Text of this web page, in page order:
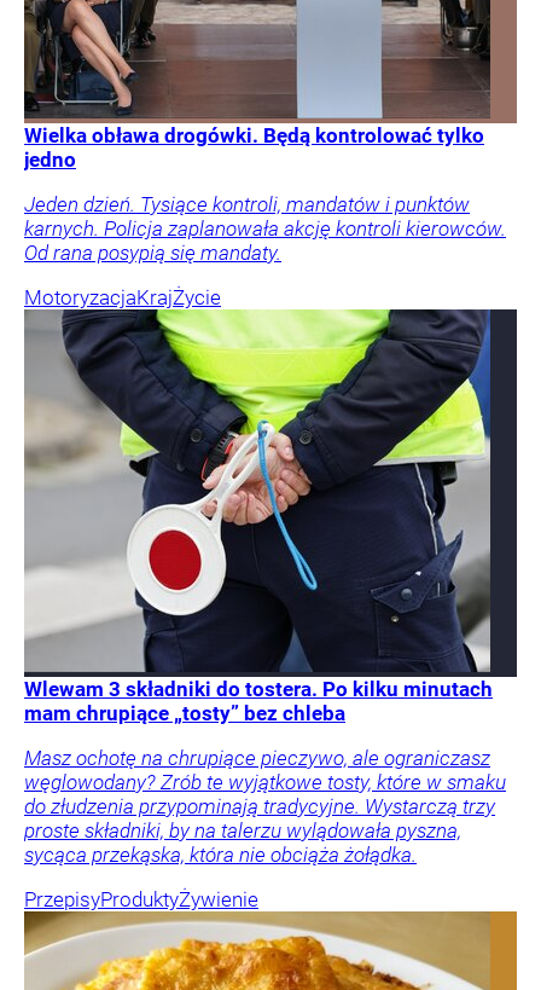
Wielka obława drogówki. Będą kontrolować tylko
jedno
Jeden dzień. Tysiące kontroli, mandatów i punktów
karnych. Policja zaplanowała akcję kontroli kierowców.
Od rana posypią się mandaty.
MotoryzacjaKrajŻycie
Wlewam 3 składniki do tostera. Po kilku minutach
mam chrupiące „tosty” bez chleba
Masz ochotę na chrupiące pieczywo, ale ograniczasz
węglowodany? Zrób te wyjątkowe tosty, które w smaku
do złudzenia przypominają tradycyjne. Wystarczą trzy
proste składniki, by na talerzu wylądowała pyszna,
sycąca przekąska, która nie obciąża żołądka.
PrzepisyProduktyŻywienie